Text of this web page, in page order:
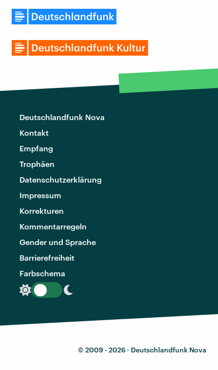
Deutschlandfunk Nova
Kontakt
Empfang
Trophäen
Datenschutzerklärung
Impressum
Korrekturen
Kommentarregeln
Gender und Sprache
Barrierefreiheit
Farbschema
© 2009 - 2026 · Deutschlandfunk Nova